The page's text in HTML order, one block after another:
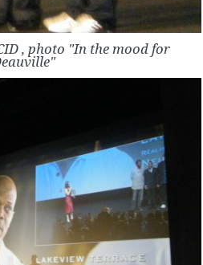
, photo "In the mood for